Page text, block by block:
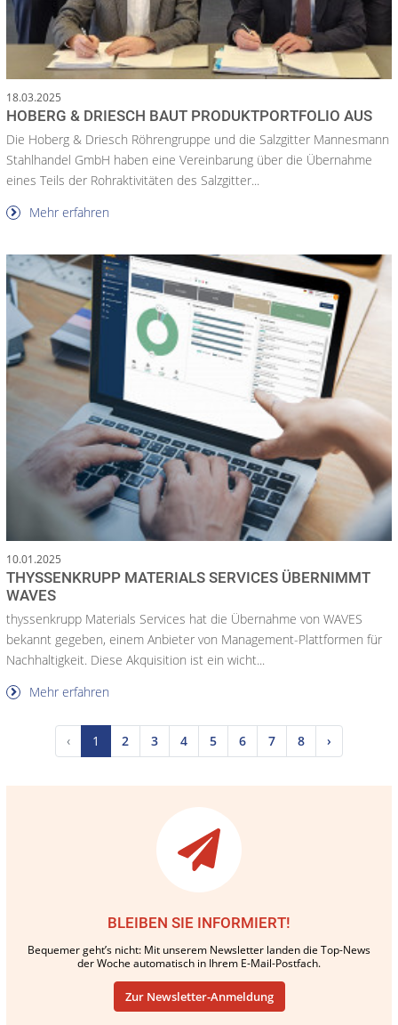
18.03.2025
HOBERG & DRIESCH BAUT PRODUKTPORTFOLIO AUS
Die Hoberg & Driesch Röhrengruppe und die Salzgitter Mannesmann
Stahlhandel GmbH haben eine Vereinbarung über die Übernahme
eines Teils der Rohraktivitäten des Salzgitter...
Mehr erfahren
10.01.2025
THYSSENKRUPP MATERIALS SERVICES ÜBERNIMMT
WAVES
thyssenkrupp Materials Services hat die Übernahme von WAVES
bekannt gegeben, einem Anbieter von Management-Plattformen für
Nachhaltigkeit. Diese Akquisition ist ein wicht...
Mehr erfahren
‹ 1 2 3 4 5 6 7 8 ›
BLEIBEN SIE INFORMIERT!
Bequemer geht’s nicht: Mit unserem Newsletter landen die Top-News
der Woche automatisch in Ihrem E-Mail-Postfach.
Zur Newsletter-Anmeldung